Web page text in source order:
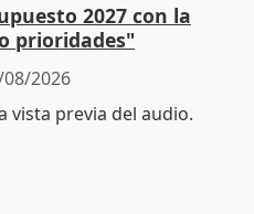
2027 con la
prioridades"
2026